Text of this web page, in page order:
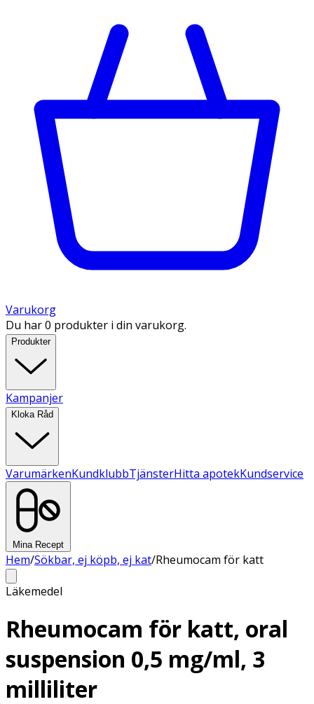
Varukorg
Du har 0 produkter i din varukorg.
Produkter
Kampanjer
Kloka Råd
VarumärkenKundklubbTjänsterHitta apotekKundservice
Mina Recept
Hem/Sökbar, ej köpb, ej kat/Rheumocam för katt
Läkemedel
Rheumocam för katt, oral
suspension 0,5 mg/ml, 3
milliliter